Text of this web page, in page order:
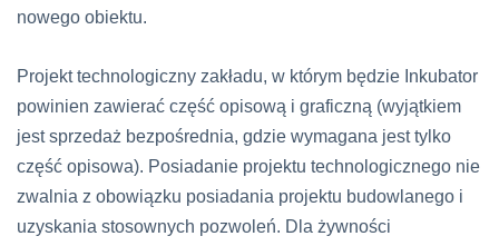
nowego obiektu.
Projekt technologiczny zakładu, w którym będzie Inkubator
powinien zawierać część opisową i graficzną (wyjątkiem
jest sprzedaż bezpośrednia, gdzie wymagana jest tylko
część opisowa). Posiadanie projektu technologicznego nie
zwalnia z obowiązku posiadania projektu budowlanego i
uzyskania stosownych pozwoleń. Dla żywności